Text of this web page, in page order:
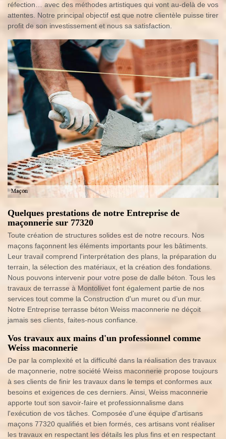
réfection… avec des méthodes artistiques qui vont au-delà de vos
attentes. Notre principal objectif est que notre clientèle puisse tirer
profit de son investissement et nous sa satisfaction.
Quelques prestations de notre Entreprise de
maçonnerie sur 77320
Toute création de structures solides est de notre recours. Nos
maçons façonnent les éléments importants pour les bâtiments.
Leur travail comprend l'interprétation des plans, la préparation du
terrain, la sélection des matériaux, et la création des fondations.
Nous pouvons intervenir pour votre pose de dalle béton. Tous les
travaux de terrasse à Montolivet font également partie de nos
services tout comme la Construction d'un muret ou d’un mur.
Notre Entreprise terrasse béton Weiss maconnerie ne déçoit
jamais ses clients, faites-nous confiance.
Vos travaux aux mains d'un professionnel comme
Weiss maconnerie
De par la complexité et la difficulté dans la réalisation des travaux
de maçonnerie, notre société Weiss maconnerie propose toujours
à ses clients de finir les travaux dans le temps et conformes aux
besoins et exigences de ces derniers. Ainsi, Weiss maconnerie
apporte tout son savoir-faire et professionnalisme dans
l'exécution de vos tâches. Composée d'une équipe d'artisans
maçons 77320 qualifiés et bien formés, ces artisans vont réaliser
les travaux en respectant les détails les plus fins et en respectant